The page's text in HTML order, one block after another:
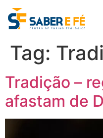
Tag:
Tradição –
afastam de